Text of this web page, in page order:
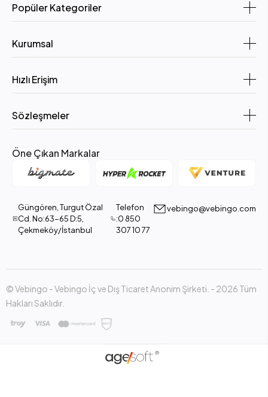
Popüler Kategoriler
Kurumsal
Hızlı Erişim
Sözleşmeler
Öne Çıkan Markalar
Güngören, Turgut Özal
Cd. No:63-65 D:5,
Çekmeköy/İstanbul
Telefon
:0 850
307 10 77
vebingo@vebingo.com
© Vebingo - Vebingo İç ve Dış Ticaret Anonim Şirketi. - 2026 Tüm
Hakları Saklıdır.